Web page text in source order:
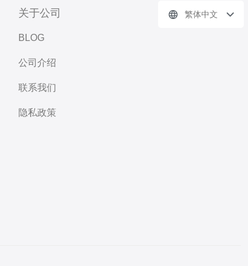
关于公司
BLOG
公司介绍
联系我们
隐私政策
繁体中文